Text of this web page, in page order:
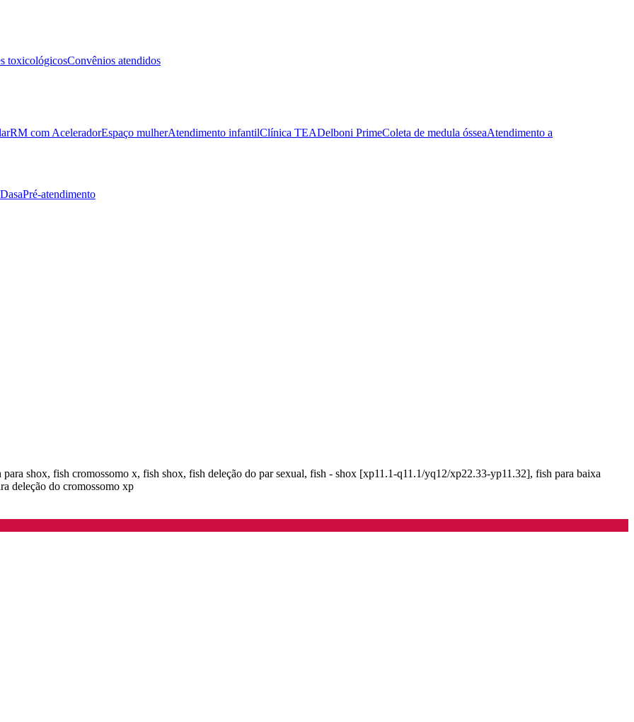
toxicológicosConvênios atendidos
RM com AceleradorEspaço mulherAtendimento infantilClínica TEADelboni PrimeColeta de medula ósseaAtendimento a
Pré-atendimento
shox, fish cromossomo x, fish shox, fish deleção do par sexual, fish - shox [xp11.1-q11.1/yq12/xp22.33-yp11.32], fish para baixa
deleção do cromossomo xp